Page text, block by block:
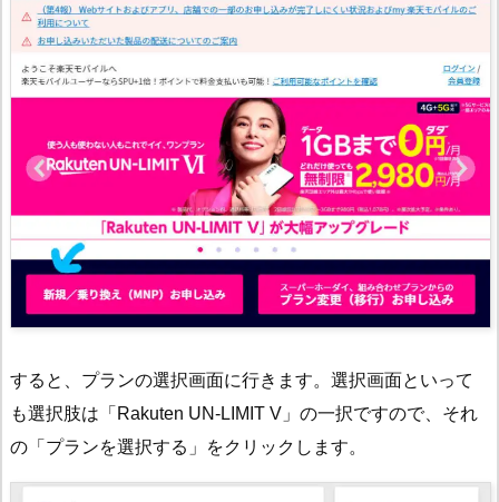
すると、プランの選択画面に行きます。選択画面といって
も選択肢は「Rakuten UN-LIMIT V」の一択ですので、それ
の「プランを選択する」をクリックします。